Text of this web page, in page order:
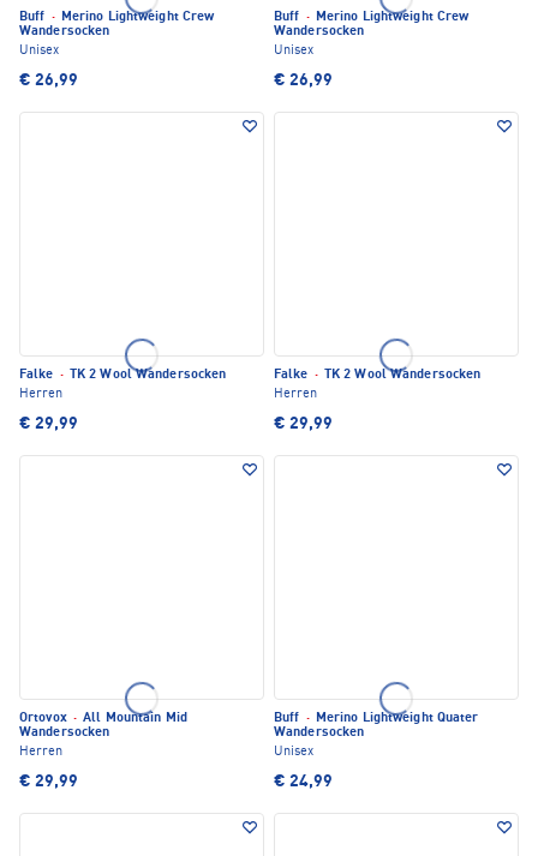
Buff · Merino Lightweight Crew
Wandersocken
Unisex
€ 26,99
Buff · Merino Lightweight Crew
Wandersocken
Unisex
€ 26,99
Falke ·
TK 2 Wool Wandersocken
Herren
€ 29,99
Falke ·
TK 2 Wool Wandersocken
Herren
€ 29,99
Ortovox · All Mountain Mid
Wandersocken
Herren
€ 29,99
Buff · Merino Lightweight Quater
Wandersocken
Unisex
€ 24,99